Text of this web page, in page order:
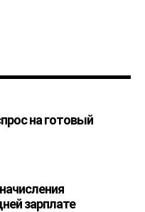
на готовый
зарплате